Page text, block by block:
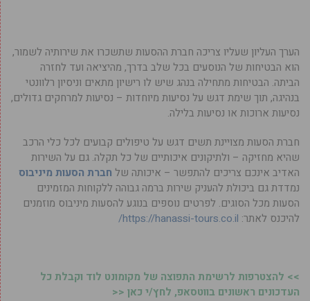
הערך העליון שעליו צריכה חברת ההסעות שתשכרו את שירותיה לשמור,
הוא הבטיחות של הנוסעים בכל שלב בדרך, מהיציאה ועד לחזרה
הביתה. הבטיחות מתחילה בנהג שיש לו רישיון מתאים וניסיון רלוונטי
בנהיגה, תוך שימת דגש על נסיעות מיוחדות – נסיעות למרחקים גדולים,
נסיעות ארוכות או נסיעות בלילה.
חברת הסעות מצויינת תשים דגש על טיפולים קבועים לכל כלי הרכב
שהיא מחזיקה – ולתיקונים איכותיים של כל תקלה. גם על השירות
האדיב אינכם צריכים להתפשר – איכותה של חברת הסעות מיניבוס
נמדדת גם ביכולת להעניק שירות ברמה גבוהה ללקוחות המזמינים
הסעות מכל הסוגים. לפרטים נוספים בנוגע להסעות מיניבוס מוזמנים
להיכנס לאתר: https://hanassi-tours.co.il/
>> להצטרפות לרשימת התפוצה של מקומונט לוד וקבלת כל
העדכונים ראשונים בווטסאפ, לחץ/י כאן <<